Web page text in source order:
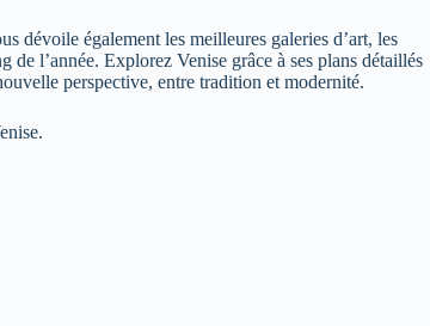
dévoile également les meilleures galeries d’art, les
l’année. Explorez Venise grâce à ses plans détaillés
perspective, entre tradition et modernité.